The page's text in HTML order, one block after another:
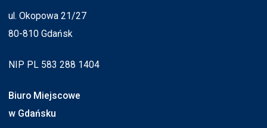
ul. Okopowa 21/27
80-810 Gdańsk
NIP PL 583 288 1404
Biuro Miejscowe
w Gdańsku